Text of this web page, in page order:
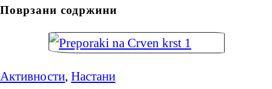
Поврзани содржини
Активности, Настани